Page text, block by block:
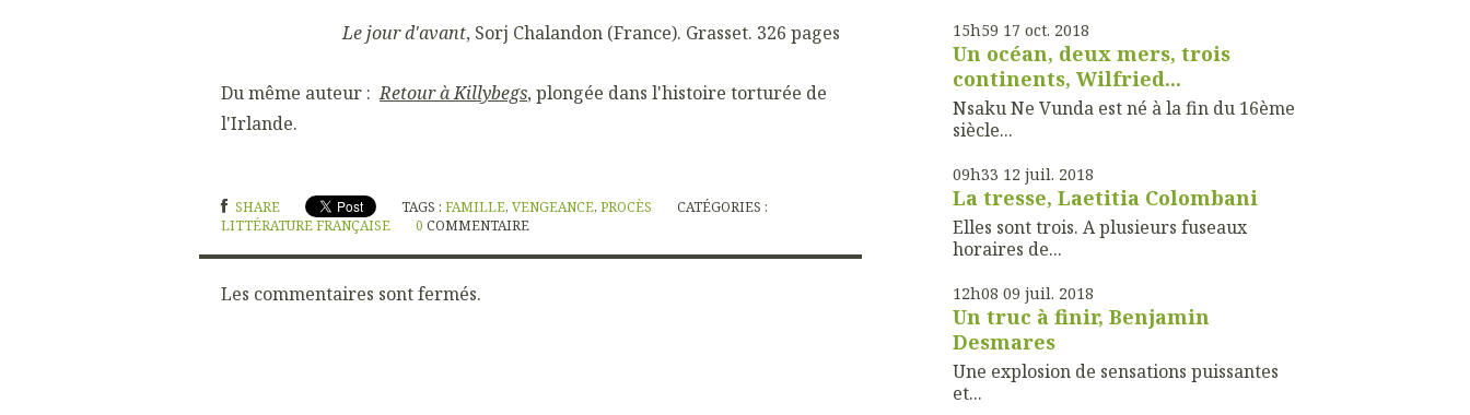
Le jour d'avant, Sorj Chalandon (France). Grasset. 326 pages
Du même auteur :Retour à Killybegs, plongée dans l'histoire torturée de
l'Irlande.
SHARE TAGS :FAMILLE,VENGEANCE,PROCÈS
CATÉGORIES :
LITTÉRATURE FRANÇAISE
0 COMMENTAIRE
Les commentaires sont fermés.
15h59 17 oct. 2018
Un océan, deux mers, trois
continents, Wilfried...
Nsaku Ne Vunda est né à la fin du 16ème
siècle...
09h33 12 juil. 2018
La tresse, Laetitia Colombani
Elles sont trois. A plusieurs fuseaux
horaires de...
12h08 09 juil. 2018
Un truc à finir, Benjamin
Desmares
Une explosion de sensations puissantes
et...